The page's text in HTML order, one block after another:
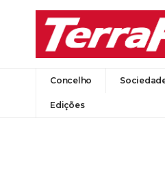
Concelho
Edições